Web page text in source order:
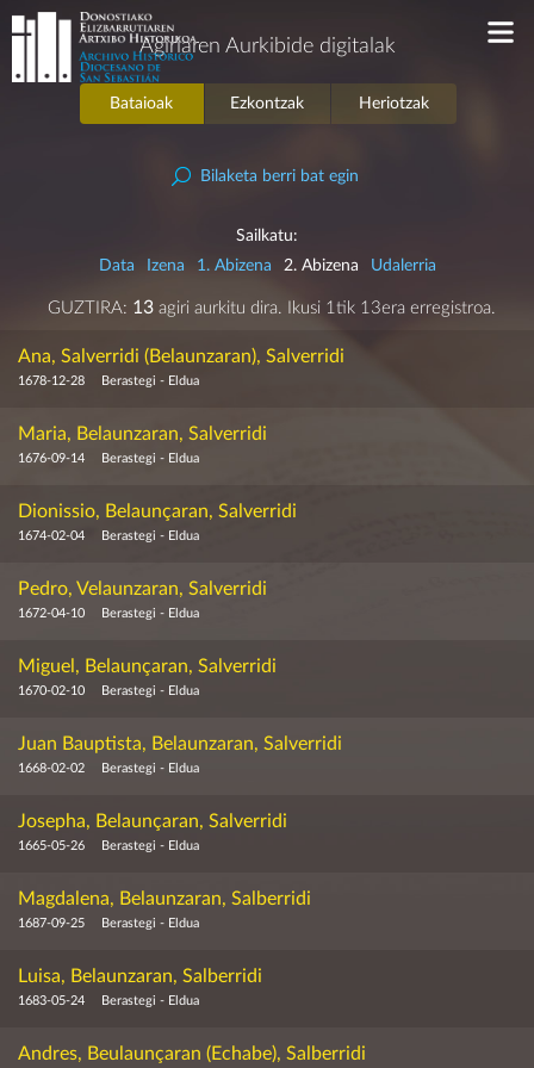
Agiriaren Aurkibide digitalak
Bataioak Ezkontzak Heriotzak
Bilaketa berri bat egin
Sailkatu:
Data
Izena 1. Abizena 2. Abizena Udalerria
GUZTIRA: 13 agiri aurkitu dira. Ikusi 1tik 13era erregistroa.
Ana, Salverridi (Belaunzaran), Salverridi
1678-12-28 Berastegi - Eldua
Maria, Belaunzaran, Salverridi
1676-09-14 Berastegi - Eldua
Dionissio, Belaunçaran, Salverridi
1674-02-04 Berastegi - Eldua
Pedro, Velaunzaran, Salverridi
1672-04-10 Berastegi - Eldua
Miguel, Belaunçaran, Salverridi
1670-02-10 Berastegi - Eldua
Juan Bauptista, Belaunzaran, Salverridi
1668-02-02 Berastegi - Eldua
Josepha, Belaunçaran, Salverridi
1665-05-26 Berastegi - Eldua
Magdalena, Belaunzaran, Salberridi
1687-09-25 Berastegi - Eldua
Luisa, Belaunzaran, Salberridi
1683-05-24 Berastegi - Eldua
Andres, Beulaunçaran (Echabe), Salberridi